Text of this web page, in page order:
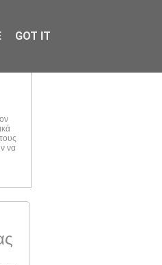
να
GOT IT